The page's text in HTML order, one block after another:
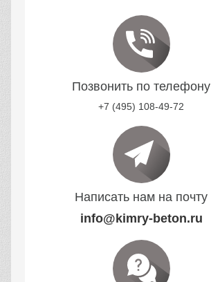
Позвонить по телефону
+7 (495) 108-49-72
Написать нам на почту
info@kimry-beton.ru